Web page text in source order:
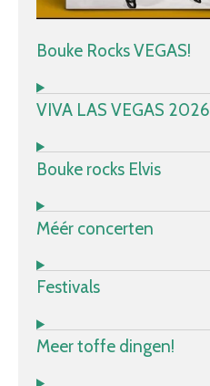
Bouke Rocks VEGAS!
VIVA LAS VEGAS 2026
Bouke rocks Elvis
Méér concerten
Festivals
Meer toffe dingen!